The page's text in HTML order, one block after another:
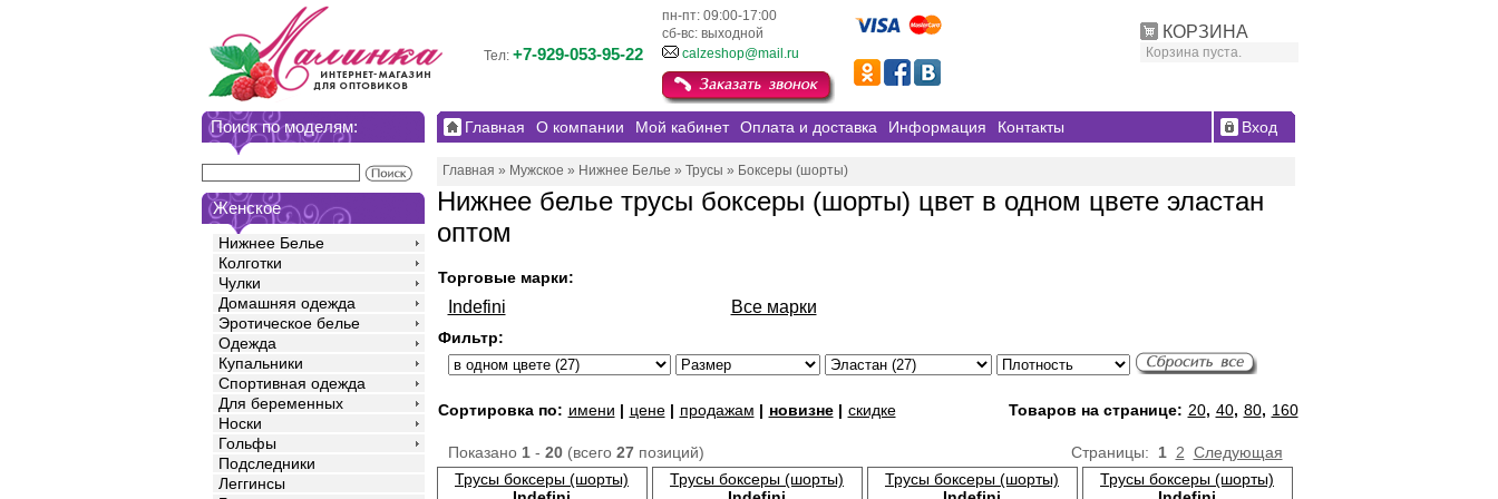
КОРЗИНА
Корзина пуста.
пн-пт: 09:00-17:00
сб-вс: выходной
Тел: +7-929-053-95-22 calzeshop@mail.ru
Поиск по моделям:
Женское
Нижнее Белье
Колготки
Чулки
Домашняя одежда
Эротическое белье
Одежда
Купальники
Спортивная одежда
Для беременных
Носки
Гольфы
Подследники
Леггинсы
Главная О компании Мой кабинет Оплата и доставка Информация Контакты Вход
Главная » Мужское » Нижнее Белье » Трусы » Боксеры (шорты)
Нижнее белье трусы боксеры (шорты) цвет в одном цвете эластан
оптом
Торговые марки:
Indefini Все марки
Фильтр:
Сортировка по: имени | цене| продажам | новизне| скидке Товаров на странице: 20, 40, 80, 160
Страницы: 1 2 Следующая
Показано 1- 20(всего 27позиций)
Трусы боксеры (шорты)
Трусы боксеры (шорты)
Трусы боксеры (шорты)
Трусы боксеры (шорты)